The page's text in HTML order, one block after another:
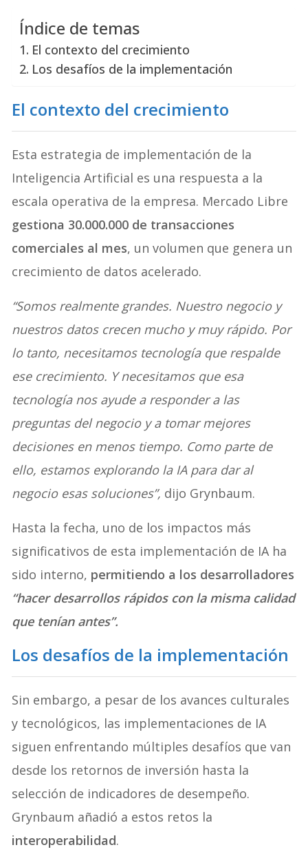
Índice de temas
El contexto del crecimiento
Los desafíos de la implementación
El contexto del crecimiento
Esta estrategia de implementación de la
Inteligencia Artificial es una respuesta a la
escala operativa de la empresa. Mercado Libre
gestiona 30.000.000 de transacciones
comerciales al mes, un volumen que genera un
crecimiento de datos acelerado.
“Somos realmente grandes. Nuestro negocio y
nuestros datos crecen mucho y muy rápido. Por
lo tanto, necesitamos tecnología que respalde
ese crecimiento. Y necesitamos que esa
tecnología nos ayude a responder a las
preguntas del negocio y a tomar mejores
decisiones en menos tiempo. Como parte de
ello, estamos explorando la IA para dar al
negocio esas soluciones”, dijo Grynbaum.
Hasta la fecha, uno de los impactos más
significativos de esta implementación de IA ha
sido interno, permitiendo a los desarrolladores
“hacer desarrollos rápidos con la misma calidad
que tenían antes”.
Los desafíos de la implementación
Sin embargo, a pesar de los avances culturales
y tecnológicos, las implementaciones de IA
siguen enfrentando múltiples desafíos que van
desde los retornos de inversión hasta la
selección de indicadores de desempeño.
Grynbaum añadió a estos retos la
interoperabilidad.